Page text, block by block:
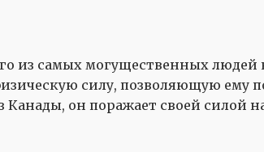
из самых могущественных людей
силу, позволяющую ему
он поражает своей силой